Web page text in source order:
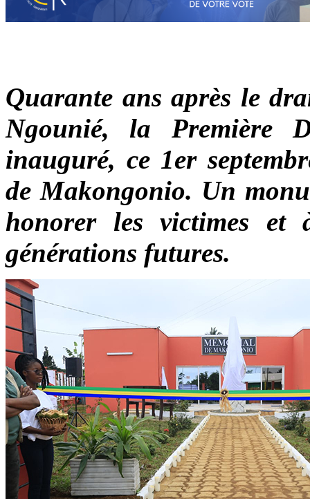
Quarante ans après le
Ngounié, la Première
inauguré, ce 1er
de Makongonio. Un
honorer les victimes et
générations futures.